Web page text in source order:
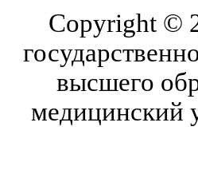
Copyright ©
высшего
медицинский